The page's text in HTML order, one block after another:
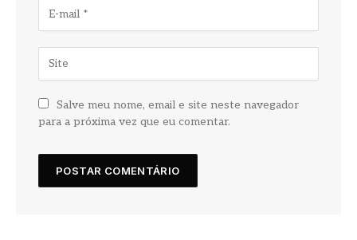
Salve meu nome, email e site neste navegador
para a próxima vez que eu comentar.